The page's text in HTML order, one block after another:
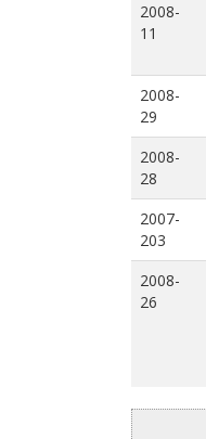
2008-
11
2008-
29
2008-
28
2007-
203
2008-
26